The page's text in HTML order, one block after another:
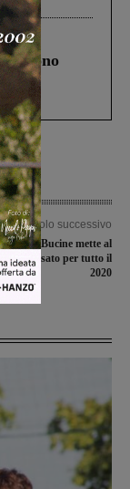
il
Articolo successivo
di Bucine mette al
del glifosato per tutto il
2020